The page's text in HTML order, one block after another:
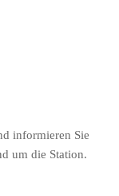
informieren Sie
um die Station.